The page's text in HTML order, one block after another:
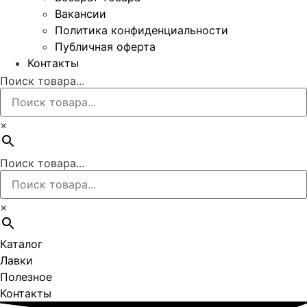
Вакансии
Политика конфиденциальности
Публичная оферта
Контакты
Поиск товара...
×
Поиск товара...
×
Каталог
Лавки
Полезное
Контакты